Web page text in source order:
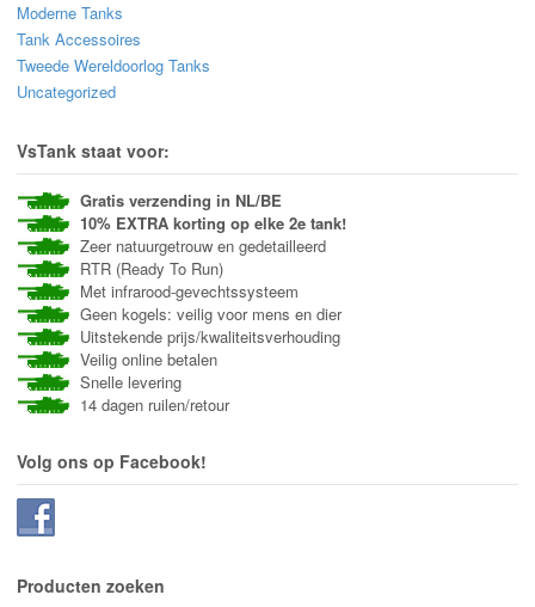
Moderne Tanks
Tank Accessoires
Tweede Wereldoorlog Tanks
Uncategorized
VsTank staat voor:
Gratis verzending in NL/BE
10% EXTRA korting op elke 2e tank!
Zeer natuurgetrouw en gedetailleerd
RTR (Ready To Run)
Met infrarood-gevechtssysteem
Geen kogels: veilig voor mens en dier
Uitstekende prijs/kwaliteitsverhouding
Veilig online betalen
Snelle levering
14 dagen ruilen/retour
Volg ons op Facebook!
Producten zoeken